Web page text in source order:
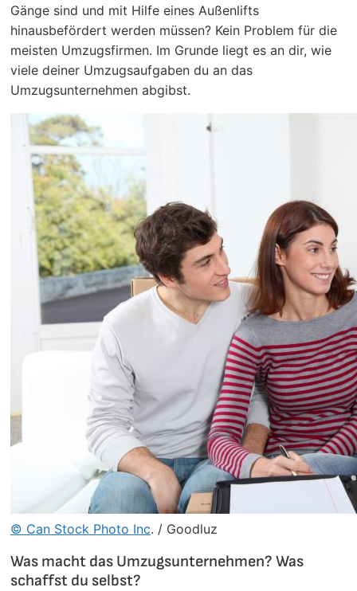
Gänge sind und mit Hilfe eines Außenlifts
hinausbefördert werden müssen? Kein Problem für die
meisten Umzugsfirmen. Im Grunde liegt es an dir, wie
viele deiner Umzugsaufgaben du an das
Umzugsunternehmen abgibst.
© Can Stock Photo Inc. / Goodluz
Was macht das Umzugsunternehmen? Was
schaffst du selbst?